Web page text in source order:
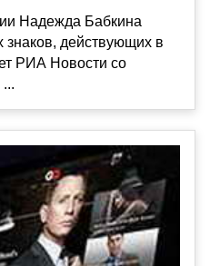
Надежда Бабкина
знаков, действующих в
РИА Новости со